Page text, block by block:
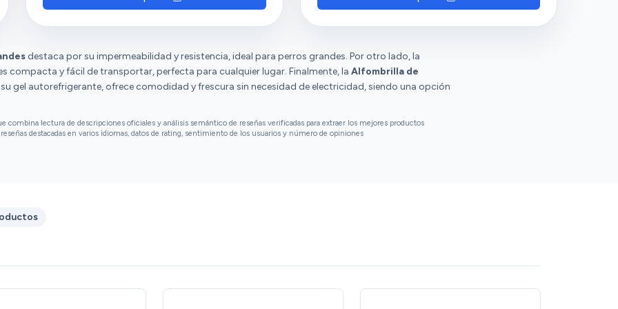
algunos están disgustados con posibles
fugas y tienen opiniones diversas sobre su
destaca por su impermeabilidad y resistencia, ideal para perros grandes. Por otro lado, la
compacta y fácil de transportar, perfecta para cualquier lugar. Finalmente, la Alfombrilla de
su gel autorefrigerante, ofrece comodidad y frescura sin necesidad de electricidad, siendo una opción
combina lectura de descripciones oficiales y análisis semántico de reseñas verificadas para extraer los mejores productos
destacadas en varios idiomas, datos de rating, sentimiento de los usuarios y número de opiniones